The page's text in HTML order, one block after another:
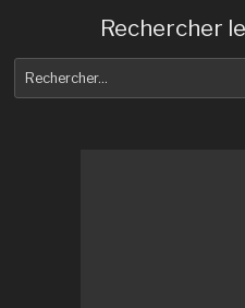
Rechercher
pour